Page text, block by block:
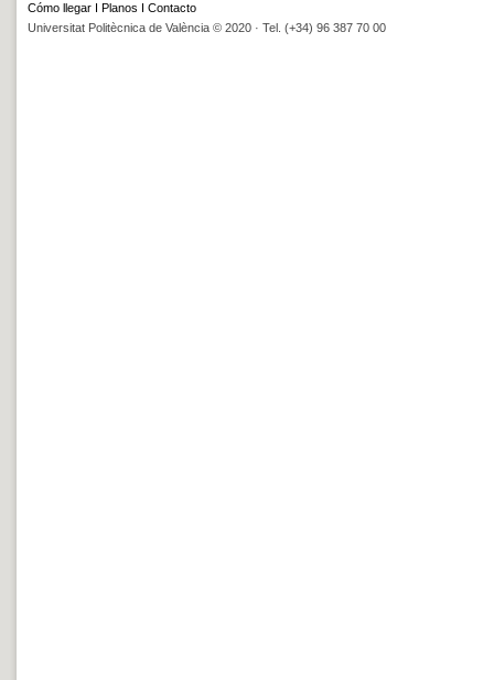
Cómo llegar I Planos I Contacto
Universitat Politècnica de València © 2020 · Tel. (+34) 96 387 70 00